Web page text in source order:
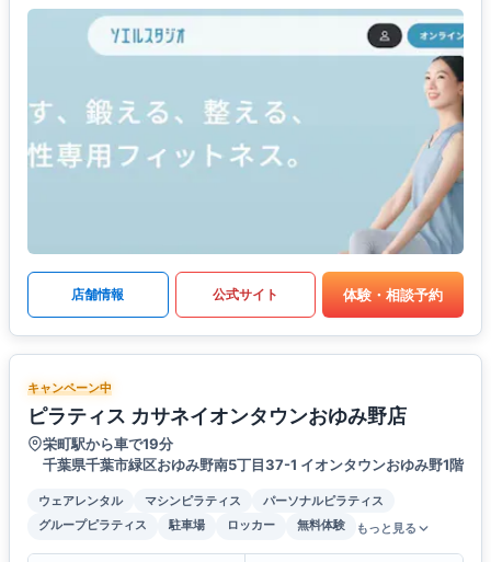
店舗情報 公式サイト 体験・相談予約
キャンペーン中
ピラティス カサネイオンタウンおゆみ野店
栄町駅から車で19分
千葉県千葉市緑区おゆみ野南5丁目37-1 イオンタウンおゆみ野1階
ウェアレンタル マシンピラティス
パーソナルピラティス
グループピラティス
駐車場 ロッカー 無料体験 もっと見る